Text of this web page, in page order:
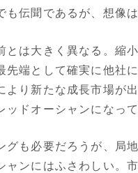
伝聞であるが、想像
とは大きく異なる。縮
先端として確実に他社
より新たな成長市場が
ドオーシャンになっ
も必要だろうが、局
ャンにはふさわしい。